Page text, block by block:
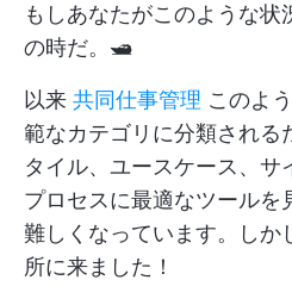
もしあなたがこのような
の時だ。🛥
以来 共同仕事管理 このよ
範なカテゴリに分類される
タイル、ユースケース、サ
プロセスに最適なツールを
難しくなっています。しか
所に来ました！